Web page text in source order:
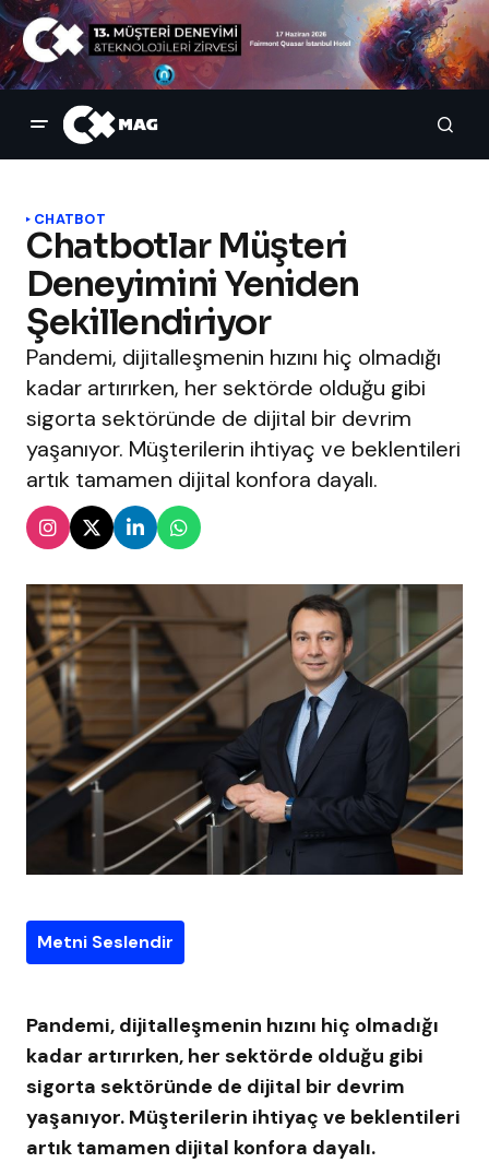
CHATBOT
Chatbotlar Müşteri
Deneyimini Yeniden
Şekillendiriyor
Pandemi, dijitalleşmenin hızını hiç olmadığı
kadar artırırken, her sektörde olduğu gibi
sigorta sektöründe de dijital bir devrim
yaşanıyor. Müşterilerin ihtiyaç ve beklentileri
artık tamamen dijital konfora dayalı.
Metni Seslendir
Pandemi, dijitalleşmenin hızını hiç olmadığı
kadar artırırken, her sektörde olduğu gibi
sigorta sektöründe de dijital bir devrim
yaşanıyor. Müşterilerin ihtiyaç ve beklentileri
artık tamamen dijital konfora dayalı.